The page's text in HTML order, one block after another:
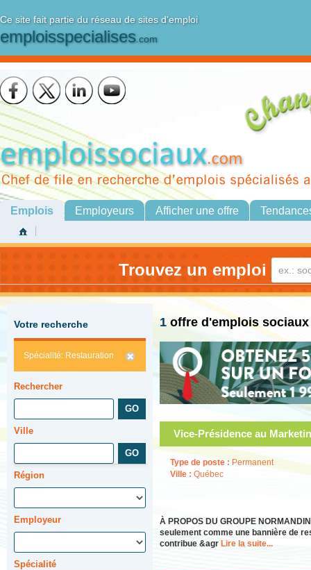
Ce site fait partie du réseau de sites d'emploi
emploisspecialises.com
Emplois Employeurs Afficher une offre
Trouvez un emploi
Votre recherche
Spécialité: Restauration
Rechercher
Ville
Région
Employeur
Spécialité
1 offre d'emplois
Vice-Présidence au
Type de poste :Permanent
Ville : Québec
À PROPOS DU GROUPE
seulement comme une bannière de
contribue &agr Lire la suite...